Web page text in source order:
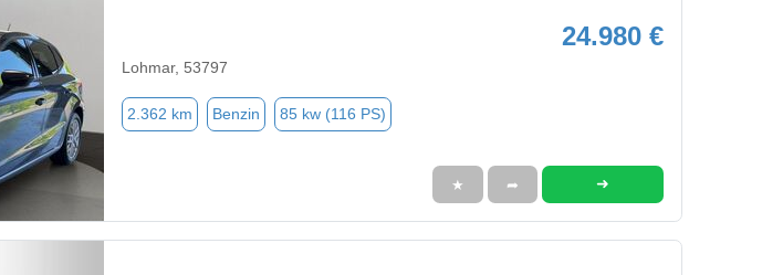
24.980 €
Lohmar, 53797
2.362 km Benzin 85 kw (116 PS)
★ ➦ ➜